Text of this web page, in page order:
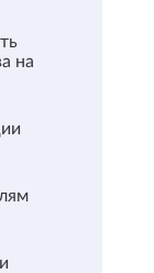
на